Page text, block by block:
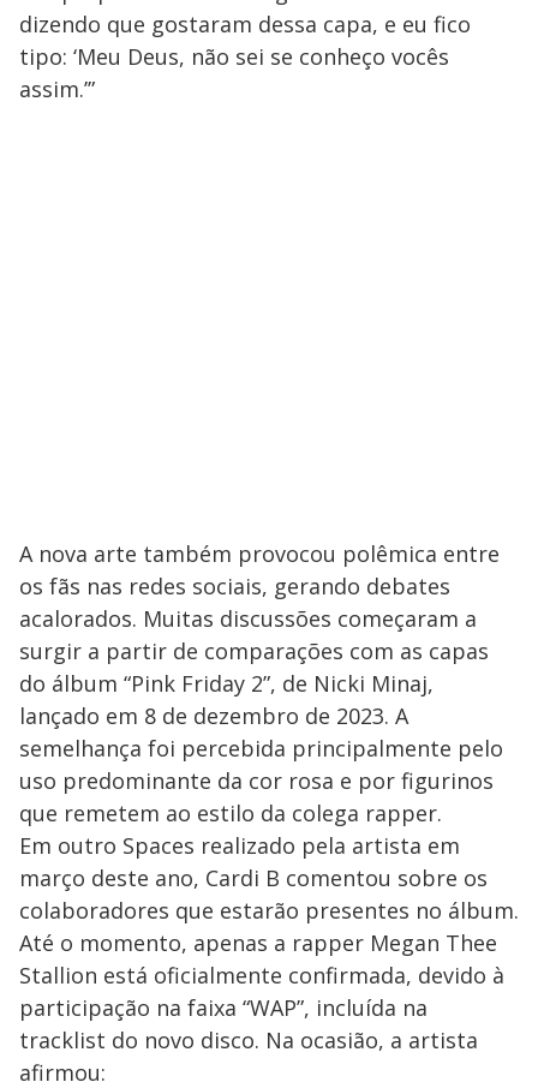
dizendo que gostaram dessa capa, e eu fico
tipo: ‘Meu Deus, não sei se conheço vocês
assim.’”
A nova arte também provocou polêmica entre
os fãs nas redes sociais, gerando debates
acalorados. Muitas discussões começaram a
surgir a partir de comparações com as capas
do álbum “Pink Friday 2”, de Nicki Minaj,
lançado em 8 de dezembro de 2023. A
semelhança foi percebida principalmente pelo
uso predominante da cor rosa e por figurinos
que remetem ao estilo da colega rapper.
Em outro Spaces realizado pela artista em
março deste ano, Cardi B comentou sobre os
colaboradores que estarão presentes no álbum.
Até o momento, apenas a rapper Megan Thee
Stallion está oficialmente confirmada, devido à
participação na faixa “WAP”, incluída na
tracklist do novo disco. Na ocasião, a artista
afirmou: